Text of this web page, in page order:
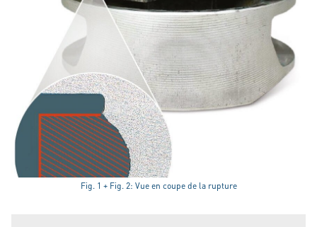
Fig. 1 + Fig. 2: Vue en coupe de la rupture